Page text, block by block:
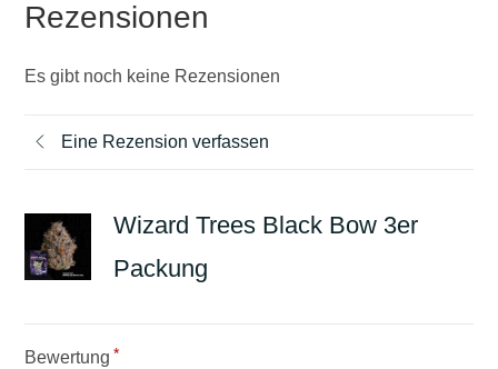
Rezensionen
Es gibt noch keine Rezensionen
Eine Rezension verfassen
Wizard Trees Black Bow 3er
Packung
Bewertung *